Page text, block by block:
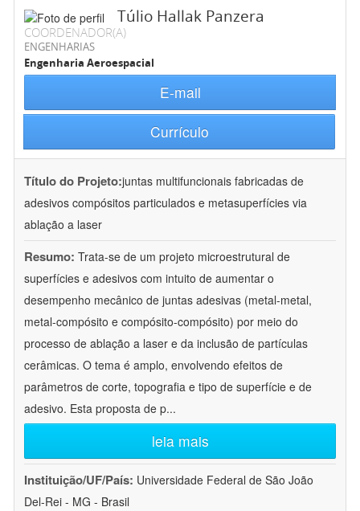
Túlio Hallak Panzera
COORDENADOR(A)
ENGENHARIAS
Engenharia Aeroespacial
E-mail
Currículo
Título do Projeto:juntas multifuncionais fabricadas de
adesivos compósitos particulados e metasuperfícies via
ablação a laser
Resumo: Trata-se de um projeto microestrutural de
superfícies e adesivos com intuito de aumentar o
desempenho mecânico de juntas adesivas (metal-metal,
metal-compósito e compósito-compósito) por meio do
processo de ablação a laser e da inclusão de partículas
cerâmicas. O tema é amplo, envolvendo efeitos de
parâmetros de corte, topografia e tipo de superfície e de
adesivo. Esta proposta de p...
leia mais
Instituição/UF/País: Universidade Federal de São João
Del-Rei - MG - Brasil